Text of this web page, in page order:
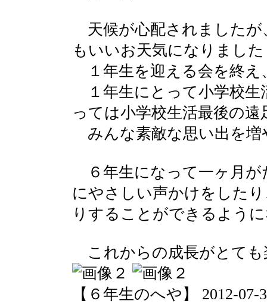
天候が心配されましたが
もいいお天気になりました
１年生を迎える会を終え
１年生にとって小学校生
っては小学校生活最後の遠
みんな素敵な思い出を増
６年生になって一ヶ月が
にやさしい声かけをした
りすることができるよう
これからの成長がとても
【６年生のへや】 2012-07-